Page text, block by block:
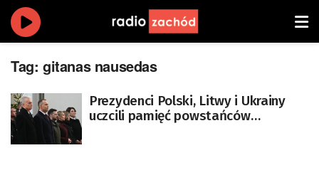
Tag: gitanas nausedas
Prezydenci Polski, Litwy i Ukrainy
uczcili pamięć powstańców